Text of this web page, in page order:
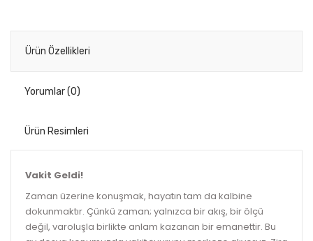
Ürün Özellikleri
Yorumlar(0)
Ürün Resimleri
Vakit Geldi!
Zaman üzerine konuşmak, hayatın tam da kalbine
dokunmaktır. Çünkü zaman; yalnızca bir akış, bir ölçü
değil, varoluşla birlikte anlam kazanan bir emanettir. Bu